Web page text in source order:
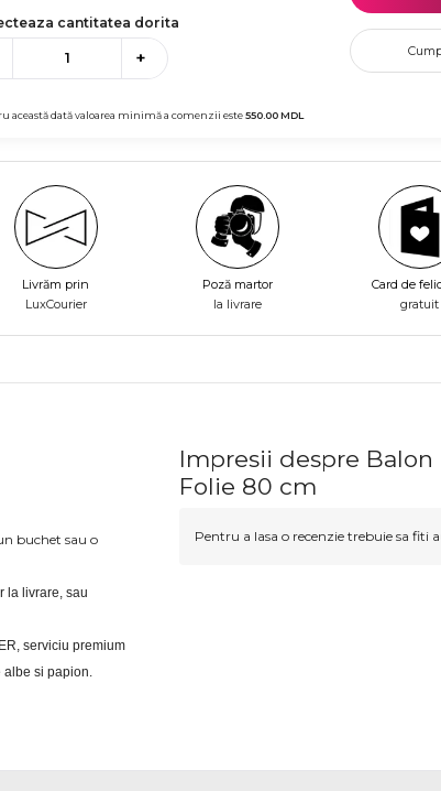
cantitatea dorita
+
această dată valoarea minimă a comenzii este550.00MDL
Livrăm prin
LuxCourier
Poză martor
la livrare
Card de
gratuit
buchet sau o
la livrare, sau
serviciu premium
si papion.
Impresii despre
Folie 80 cm
Pentru a lasa o recenzie trebuie sa fiti